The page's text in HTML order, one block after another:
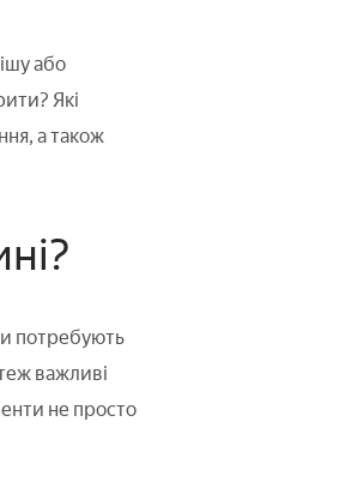
або
Які
а також
потребують
важливі
не просто